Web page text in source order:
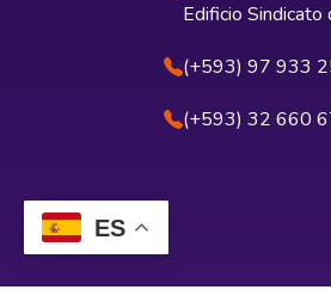
ES
Edificio
(+593) 97 933
(+593) 32 660